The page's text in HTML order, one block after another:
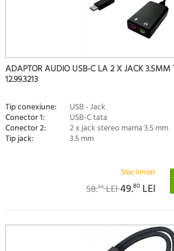
ADAPTOR AUDIO USB-C LA 2 X JACK
12.99.3213
Tip conexiune: USB - Jack
Conector 1: USB-C tata
Conector 2: 2 x jack stereo mama 3.5 mm
Tip jack: 3.5 mm
Stoc limitat
58.50LEI49.80 LEI